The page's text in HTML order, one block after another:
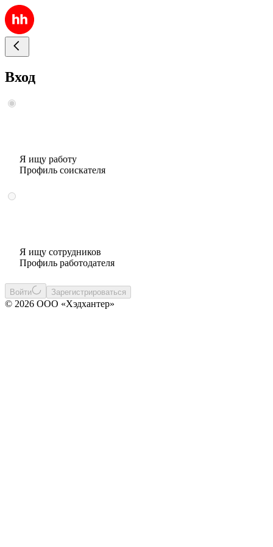
Вход
Я ищу работу
Профиль соискателя
Я ищу сотрудников
Профиль работодателя
Войти Зарегистрироваться
© 2026 ООО «Хэдхантер»